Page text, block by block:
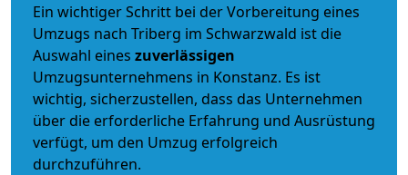
Ein wichtiger Schritt bei der Vorbereitung eines
Umzugs nach Triberg im Schwarzwald ist die
Auswahl eines zuverlässigen
Umzugsunternehmens in Konstanz. Es ist
wichtig, sicherzustellen, dass das Unternehmen
über die erforderliche Erfahrung und Ausrüstung
verfügt, um den Umzug erfolgreich
durchzuführen.